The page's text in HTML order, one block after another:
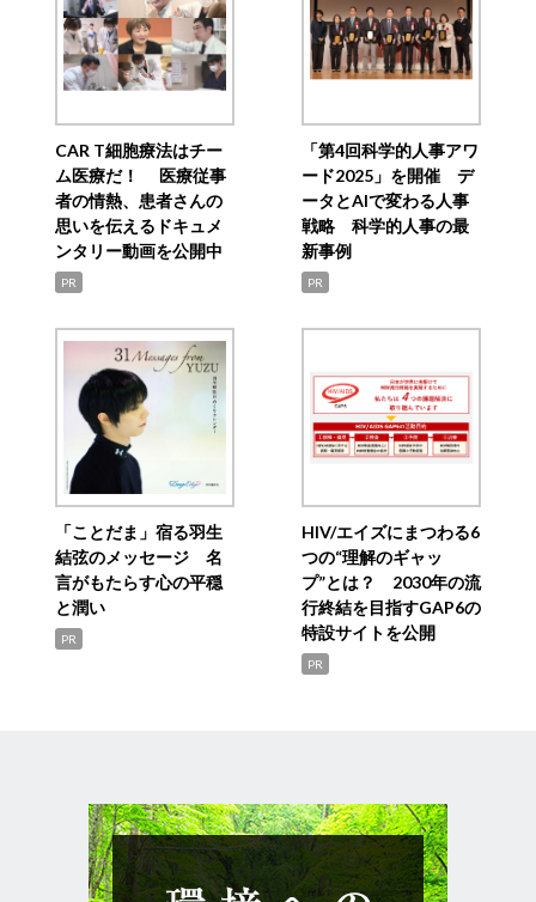
CAR T細胞療法はチー
ム医療だ！ 医療従事
者の情熱、患者さんの
思いを伝えるドキュメ
ンタリー動画を公開中
PR
「第4回科学的人事アワ
ード2025」を開催 デ
ータとAIで変わる人事
戦略 科学的人事の最
新事例
PR
「ことだま」宿る羽生
結弦のメッセージ 名
言がもたらす心の平穏
と潤い
PR
HIV/エイズにまつわる6
つの“理解のギャッ
プ”とは？ 2030年の流
行終結を目指すGAP6の
特設サイトを公開
PR